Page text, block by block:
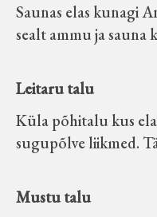
Saunas elas kunagi
sealt ammu ja sauna
Leitaru talu
Küla põhitalu kus
sugupõlve liikmed.
Mustu talu